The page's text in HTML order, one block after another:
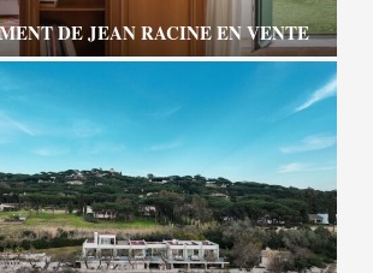
DE JEAN RACINE EN VENTE